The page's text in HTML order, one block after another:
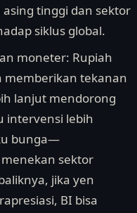
tinggi dan sektor
siklus global.
moneter: Rupiah
memberikan tekanan
lanjut mendorong
intervensi lebih
bunga—
sektor
jika yen
BI bisa